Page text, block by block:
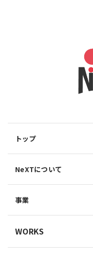
トップ
NeXTについて
事業
WORKS